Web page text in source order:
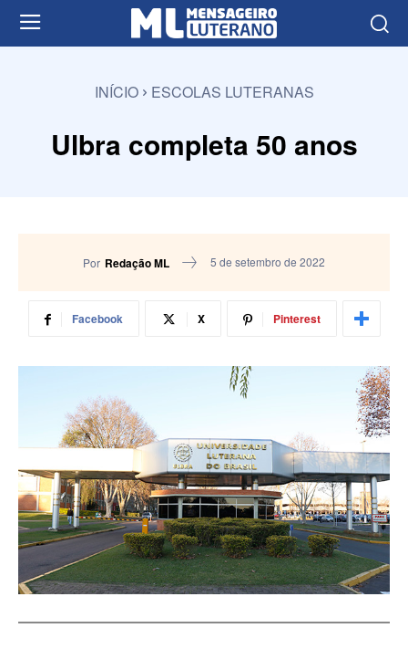
INÍCIO ESCOLAS LUTERANAS
Ulbra completa 50 anos
Por Redação ML 5 de setembro de 2022
Facebook X Pinterest